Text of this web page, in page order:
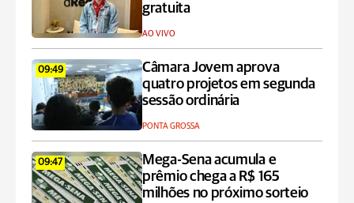
gratuita
AO VIVO
09:49
Câmara Jovem aprova
quatro projetos em segunda
sessão ordinária
PONTA GROSSA
09:47
Mega-Sena acumula e
prêmio chega a R$ 165
milhões no próximo sorteio